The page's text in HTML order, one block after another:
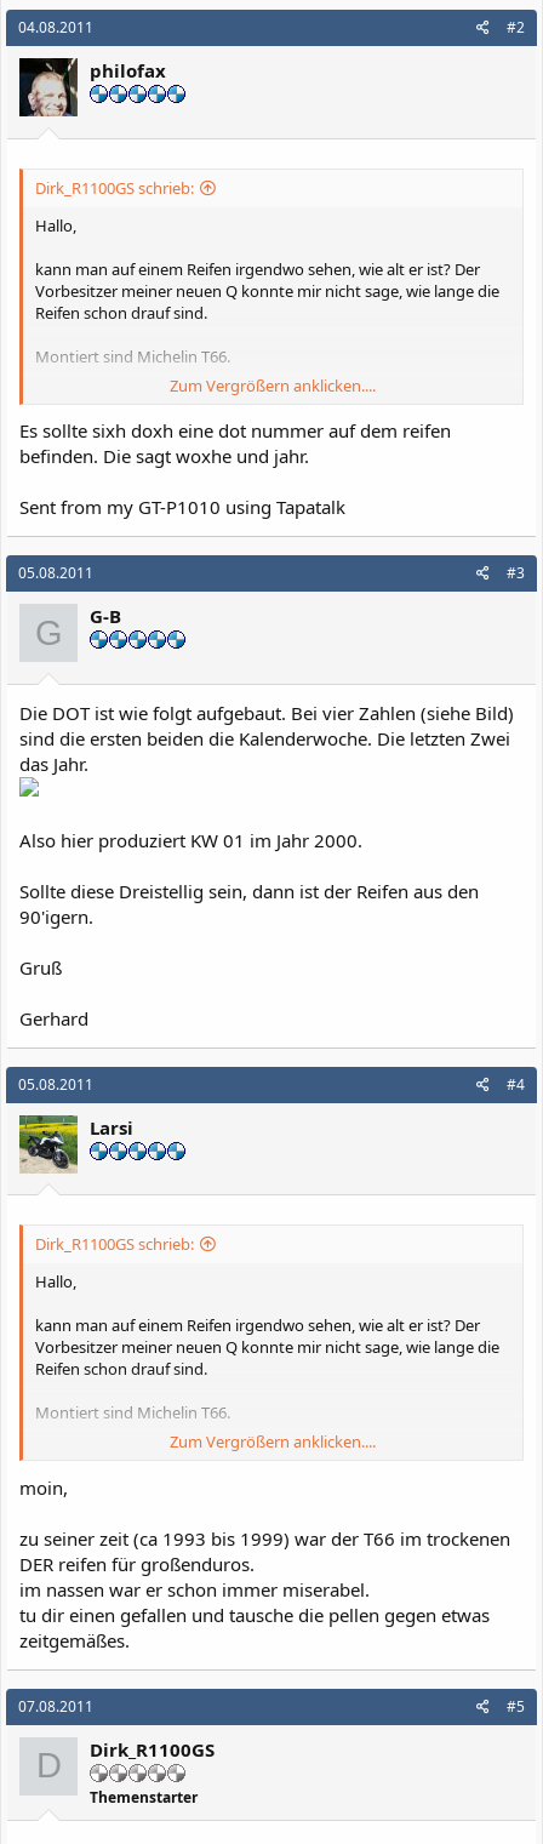
04.08.2011 #2
philofax
Dirk_R1100GS schrieb:
Hallo,
kann man auf einem Reifen irgendwo sehen, wie alt er ist? Der
Vorbesitzer meiner neuen Q konnte mir nicht sage, wie lange die
Reifen schon drauf sind.
Montiert sind Michelin T66.
Gruß Dirk
Zum Vergrößern anklicken....
Es sollte sixh doxh eine dot nummer auf dem reifen
befinden. Die sagt woxhe und jahr.
Sent from my GT-P1010 using Tapatalk
05.08.2011 #3
G G-B
Die DOT ist wie folgt aufgebaut. Bei vier Zahlen (siehe Bild)
sind die ersten beiden die Kalenderwoche. Die letzten Zwei
das Jahr.
Also hier produziert KW 01 im Jahr 2000.
Sollte diese Dreistellig sein, dann ist der Reifen aus den
90'igern.
Gruß
Gerhard
05.08.2011 #4
Larsi
Dirk_R1100GS schrieb:
Hallo,
kann man auf einem Reifen irgendwo sehen, wie alt er ist? Der
Vorbesitzer meiner neuen Q konnte mir nicht sage, wie lange die
Reifen schon drauf sind.
Montiert sind Michelin T66.
Gruß Dirk
Zum Vergrößern anklicken....
moin,
zu seiner zeit (ca 1993 bis 1999) war der T66 im trockenen
DER reifen für großenduros.
im nassen war er schon immer miserabel.
tu dir einen gefallen und tausche die pellen gegen etwas
zeitgemäßes.
07.08.2011 #5
D Dirk_R1100GS
Themenstarter